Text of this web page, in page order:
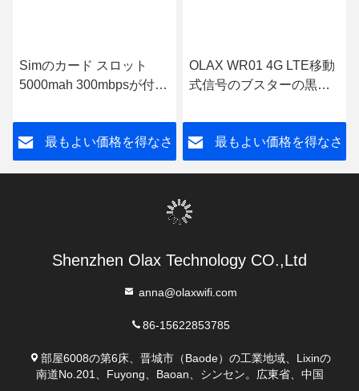
Simのカード スロット
5000mah 300mbpsが付い
外4G Wifiの変復調装置
最もよい価格を得なさ
OLAX WR01 4G LTE移動
式信号のブスターの黒
2600mhz
最もよい価格を得なさ
Shenzhen Olax Technology CO.,Ltd
anna@olaxwifi.com
86-15622853785
部屋6008の第6床、晋城市（Baode）の工業地域、Lixinの
南道No.201、Fuyong、Baoan、シンセン。広東省、中国